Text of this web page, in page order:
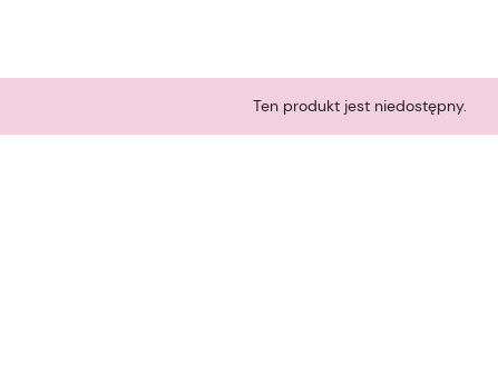
Ten produkt jest niedostępny.